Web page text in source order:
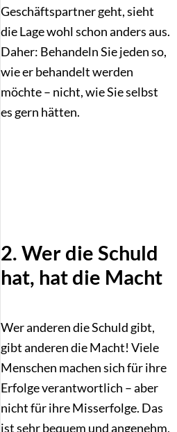
Geschäftspartner geht, sieht
die Lage wohl schon anders aus.
Daher: Behandeln Sie jeden so,
wie er behandelt werden
möchte – nicht, wie Sie selbst
es gern hätten.
2. Wer die Schuld
hat, hat die Macht
Wer anderen die Schuld gibt,
gibt anderen die Macht! Viele
Menschen machen sich für ihre
Erfolge verantwortlich – aber
nicht für ihre Misserfolge. Das
ist sehr bequem und angenehm,